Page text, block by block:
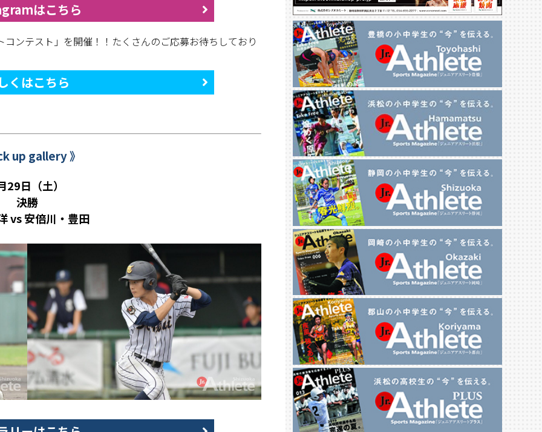
はこちら
ンテスト」を開催！！たくさんのご応募お待ちしており
くはこちら
up gallery 》
29日（土）
決勝
vs 安倍川・豊田